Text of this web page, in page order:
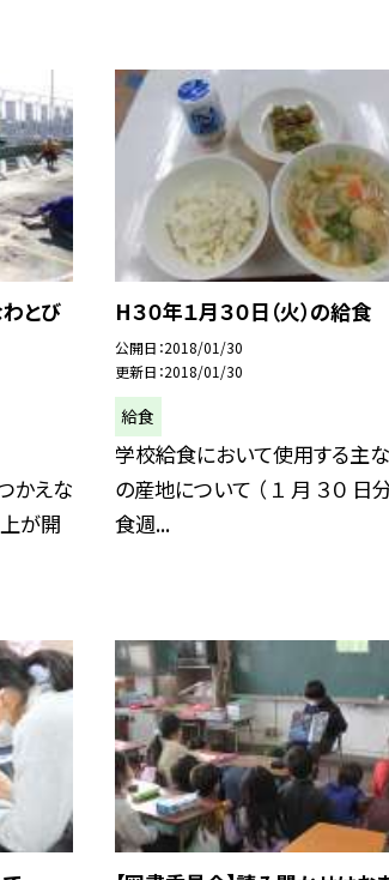
とび
かえな
が開
H３０年１月３０日（火）の給食
公開日 2018/01/30
更新日 2018/01/30
給食
学校給食において使用する主
の産地について （ １ 月 ３０ 日
食週...